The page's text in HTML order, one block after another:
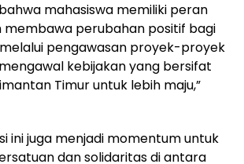
mahasiswa memiliki peran
perubahan positif bagi
pengawasan proyek-proyek
kebijakan yang bersifat
Timur untuk lebih maju,”
ini juga menjadi momentum untuk
dan solidaritas di antara